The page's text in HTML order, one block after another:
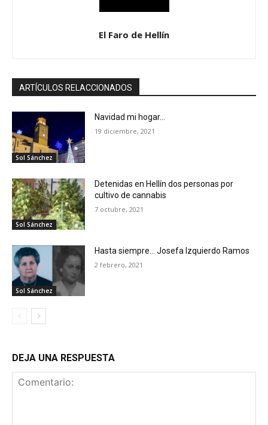
El Faro de Hellín
ARTÍCULOS RELACCIONADOS
Sol Sánchez
Navidad mi hogar…
19 diciembre, 2021
Sol Sánchez
Detenidas en Hellín dos personas por
cultivo de cannabis
7 octubre, 2021
Sol Sánchez
Hasta siempre… Josefa Izquierdo Ramos
2 febrero, 2021
DEJA UNA RESPUESTA